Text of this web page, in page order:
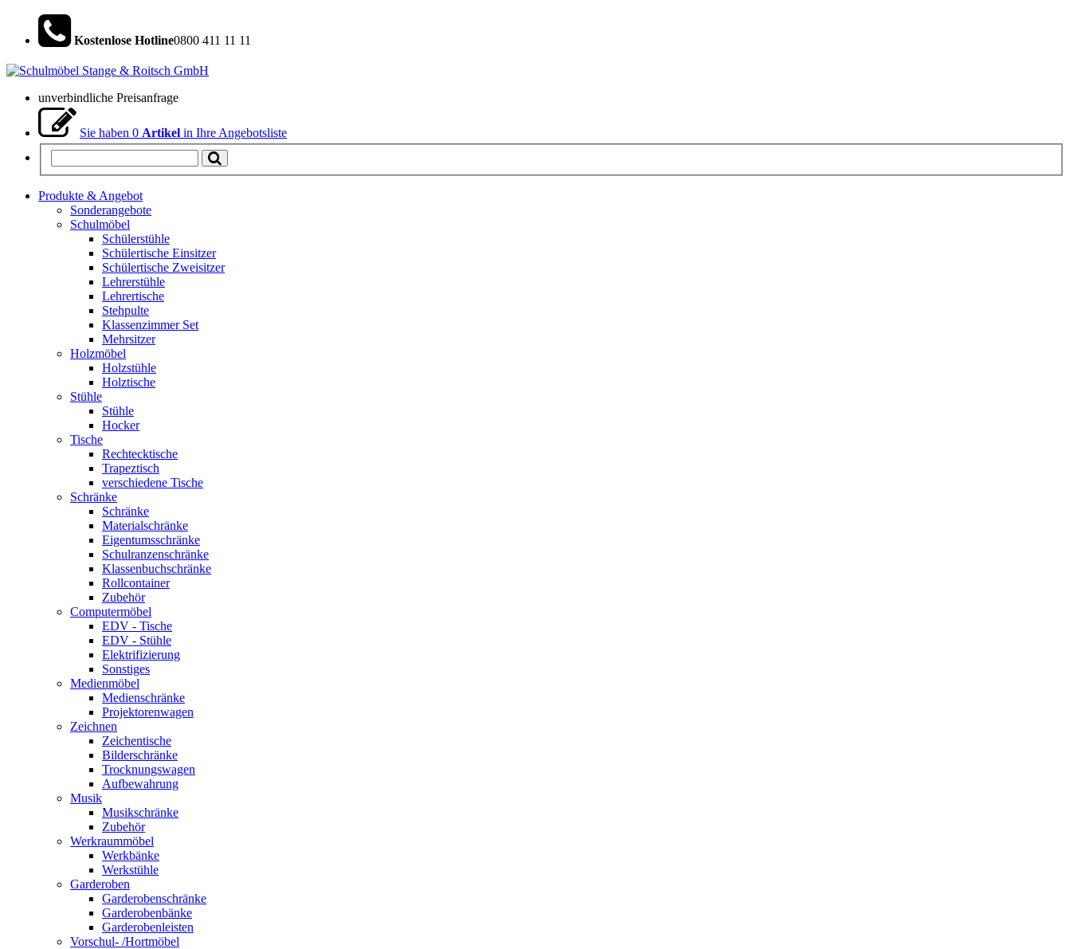
Kostenlose Hotline0800 411 11 11
unverbindliche Preisanfrage
Sie haben 0 Artikel in Ihre Angebotsliste
Produkte & Angebot
Sonderangebote
Schulmöbel
Schülerstühle
Schülertische Einsitzer
Schülertische Zweisitzer
Lehrerstühle
Lehrertische
Stehpulte
Klassenzimmer Set
Mehrsitzer
Holzmöbel
Holzstühle
Holztische
Stühle
Stühle
Hocker
Tische
Rechtecktische
Trapeztisch
verschiedene Tische
Schränke
Schränke
Materialschränke
Eigentumsschränke
Schulranzenschränke
Klassenbuchschränke
Rollcontainer
Zubehör
Computermöbel
EDV - Tische
EDV - Stühle
Elektrifizierung
Sonstiges
Medienmöbel
Medienschränke
Projektorenwagen
Zeichnen
Zeichentische
Bilderschränke
Trocknungswagen
Aufbewahrung
Musik
Musikschränke
Zubehör
Werkraummöbel
Werkbänke
Werkstühle
Garderoben
Garderobenschränke
Garderobenbänke
Garderobenleisten
Vorschul- /Hortmöbel